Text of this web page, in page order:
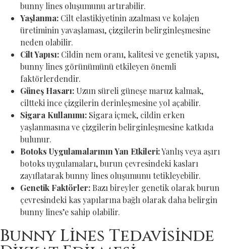
bunny lines oluşumunu artırabilir.
Yaşlanma: Cilt elastikiyetinin azalması ve kolajen
üretiminin yavaşlaması, çizgilerin belirginleşmesine
neden olabilir.
Cilt Yapısı: Cildin nem oranı, kalitesi ve genetik yapısı,
bunny lines görünümünü etkileyen önemli
faktörlerdendir.
Güneş Hasarı: Uzun süreli güneşe maruz kalmak,
ciltteki ince çizgilerin derinleşmesine yol açabilir.
Sigara Kullanımı: Sigara içmek, cildin erken
yaşlanmasına ve çizgilerin belirginleşmesine katkıda
bulunur.
Botoks Uygulamalarının Yan Etkileri:Yanlış veya aşırı
botoks uygulamaları, burun çevresindeki kasları
zayıflatarak bunny lines oluşumunu tetikleyebilir.
Genetik Faktörler: Bazı bireyler genetik olarak burun
çevresindeki kas yapılarına bağlı olarak daha belirgin
bunny lines’e sahip olabilir.
Bunny Lines Tedavisinde